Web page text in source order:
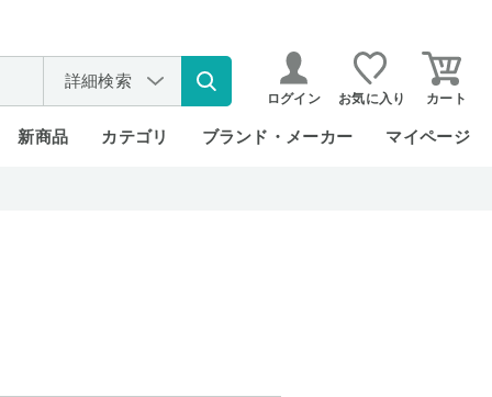
詳細検索
ログイン お気に入り カート
新商品 カテゴリ ブランド・メーカー マイページ